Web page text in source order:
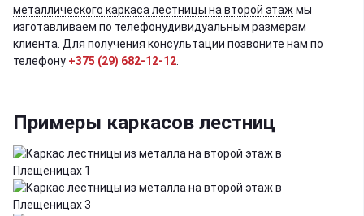
металлического каркаса лестницы на второй этаж мы
изготавливаем по телефонудивидуальным размерам
клиента. Для получения консультации позвоните нам по
телефону +375 (29) 682-12-12
Примеры каркасов лестниц